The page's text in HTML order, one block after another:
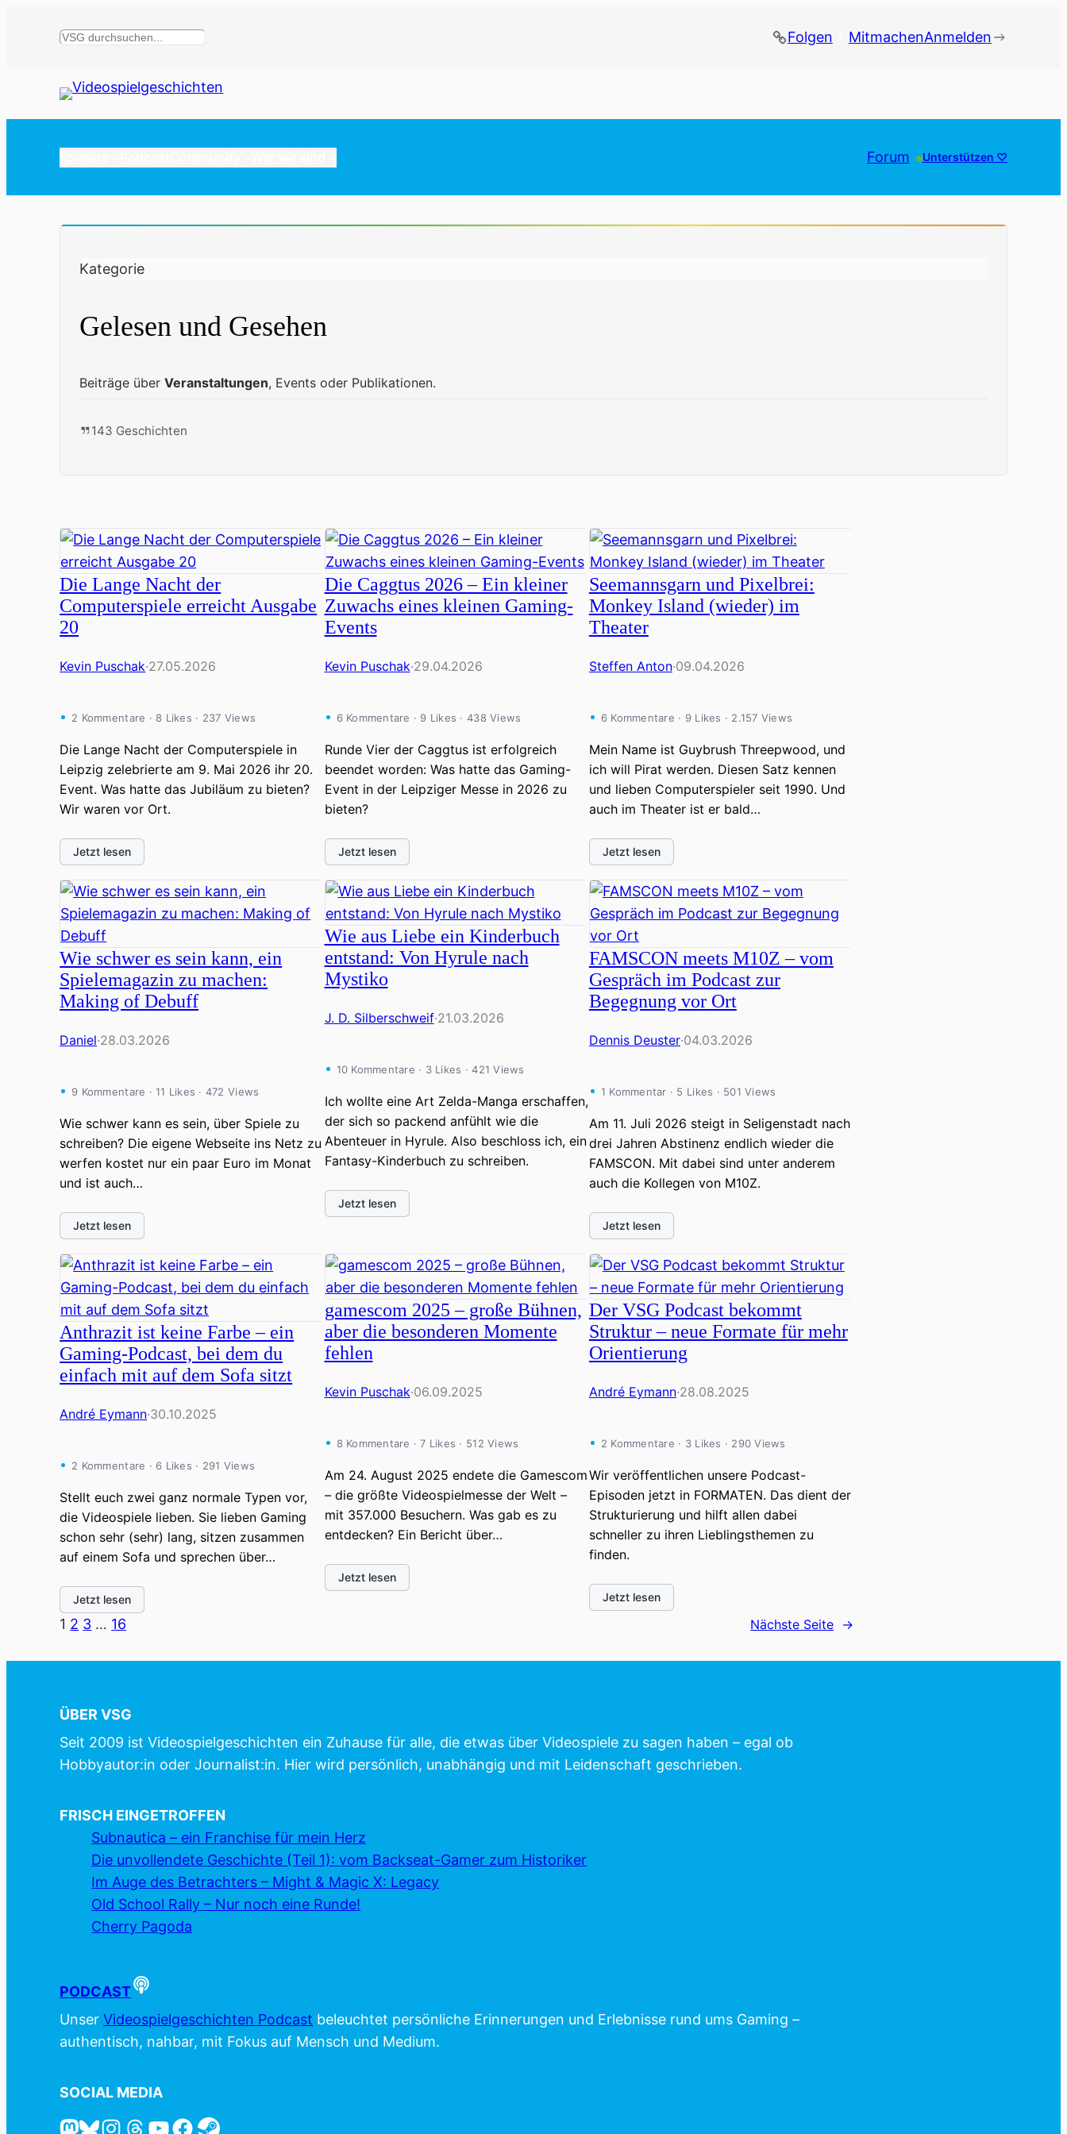
Suchen Folgen MitmachenAnmelden
Forum Unterstützen ♡
Kategorie
Gelesen und Gesehen
Beiträge überVeranstaltungen, Events oder Publikationen.
143 Geschichten
Die Lange Nacht der
Computerspiele erreicht Ausgabe
20
Kevin Puschak·27.05.2026
2 Kommentare · 8 Likes · 237 Views
Die Lange Nacht der Computerspiele in
Leipzig zelebrierte am 9. Mai 2026 ihr 20.
Event. Was hatte das Jubiläum zu bieten?
Wir waren vor Ort.
Jetzt lesen
Die Caggtus 2026 – Ein kleiner
Zuwachs eines kleinen Gaming-
Events
Kevin Puschak·29.04.2026
6 Kommentare · 9 Likes · 438 Views
Runde Vier der Caggtus ist erfolgreich
beendet worden: Was hatte das Gaming-
Event in der Leipziger Messe in 2026 zu
bieten?
Jetzt lesen
Seemannsgarn und Pixelbrei:
Monkey Island (wieder) im
Theater
Steffen Anton·09.04.2026
6 Kommentare · 9 Likes · 2.157 Views
Mein Name ist Guybrush Threepwood, und
ich will Pirat werden. Diesen Satz kennen
und lieben Computerspieler seit 1990. Und
auch im Theater ist er bald…
Jetzt lesen
Wie schwer es sein kann, ein
Spielemagazin zu machen:
Making of Debuff
Daniel·28.03.2026
9 Kommentare · 11 Likes · 472 Views
Wie schwer kann es sein, über Spiele zu
schreiben? Die eigene Webseite ins Netz zu
werfen kostet nur ein paar Euro im Monat
und ist auch…
Jetzt lesen
Wie aus Liebe ein Kinderbuch
entstand: Von Hyrule nach
Mystiko
J. D. Silberschweif·21.03.2026
10 Kommentare · 3 Likes · 421 Views
Ich wollte eine Art Zelda-Manga erschaffen,
der sich so packend anfühlt wie die
Abenteuer in Hyrule. Also beschloss ich, ein
Fantasy-Kinderbuch zu schreiben.
Jetzt lesen
FAMSCON meets M10Z – vom
Gespräch im Podcast zur
Begegnung vor Ort
Dennis Deuster·04.03.2026
1 Kommentar · 5 Likes · 501 Views
Am 11. Juli 2026 steigt in Seligenstadt nach
drei Jahren Abstinenz endlich wieder die
FAMSCON. Mit dabei sind unter anderem
auch die Kollegen von M10Z.
Jetzt lesen
Anthrazit ist keine Farbe – ein
Gaming-Podcast, bei dem du
einfach mit auf dem Sofa sitzt
André Eymann·30.10.2025
2 Kommentare · 6 Likes · 291 Views
Stellt euch zwei ganz normale Typen vor,
die Videospiele lieben. Sie lieben Gaming
schon sehr (sehr) lang, sitzen zusammen
auf einem Sofa und sprechen über…
Jetzt lesen
gamescom 2025 – große Bühnen,
aber die besonderen Momente
fehlen
Kevin Puschak·06.09.2025
8 Kommentare · 7 Likes · 512 Views
Am 24. August 2025 endete die Gamescom
– die größte Videospielmesse der Welt –
mit 357.000 Besuchern. Was gab es zu
entdecken? Ein Bericht über…
Jetzt lesen
Der VSG Podcast bekommt
Struktur – neue Formate für mehr
Orientierung
André Eymann·28.08.2025
2 Kommentare · 3 Likes · 290 Views
Wir veröffentlichen unsere Podcast-
Episoden jetzt in FORMATEN. Das dient der
Strukturierung und hilft allen dabei
schneller zu ihren Lieblingsthemen zu
finden.
Jetzt lesen
1 2 3 … 16 Nächste Seite →
ÜBER VSG
Seit 2009 ist Videospielgeschichten ein Zuhause für alle, die etwas über Videospiele zu sagen haben – egal ob
Hobbyautor:in oder Journalist:in. Hier wird persönlich, unabhängig und mit Leidenschaft geschrieben.
FRISCH EINGETROFFEN
Subnautica – ein Franchise für mein Herz
Die unvollendete Geschichte (Teil 1): vom Backseat-Gamer zum Historiker
Im Auge des Betrachters – Might & Magic X: Legacy
Old School Rally – Nur noch eine Runde!
Cherry Pagoda
PODCAST
UnserVideospielgeschichten Podcast beleuchtet persönliche Erinnerungen und Erlebnisse rund ums Gaming –
authentisch, nahbar, mit Fokus auf Mensch und Medium.
SOCIAL MEDIA